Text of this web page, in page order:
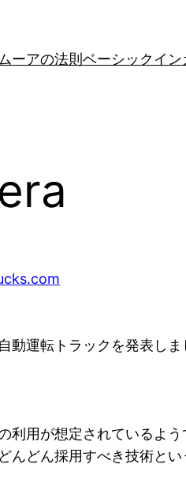
ーアの法則 ベーシックイン
動運転トラックを発表しま
利用が想定されているよ
んどん採用すべき技術と